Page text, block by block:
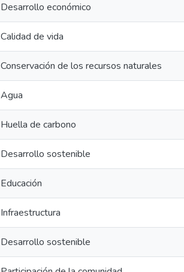
Desarrollo económico
Calidad de vida
Conservación de los recursos naturales
Agua
Huella de carbono
Desarrollo sostenible
Educación
Infraestructura
Desarrollo sostenible